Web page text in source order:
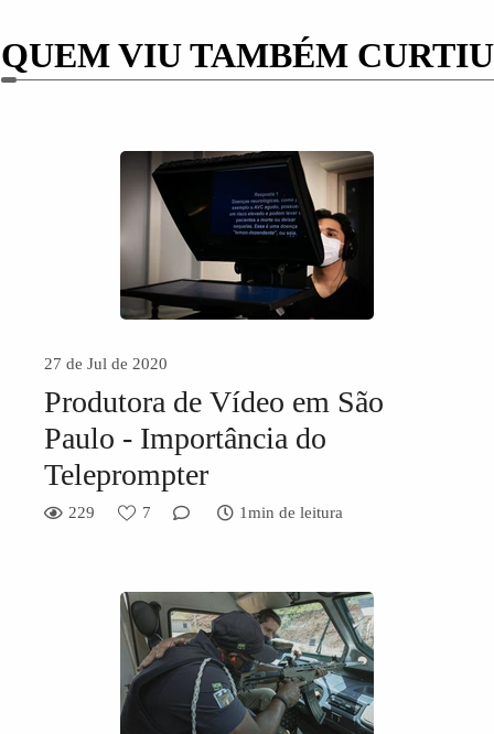
QUEM VIU TAMBÉM CURTIU
27 de Jul de 2020
Produtora de Vídeo em São
Paulo - Importância do
Teleprompter
229 7 1min de leitura